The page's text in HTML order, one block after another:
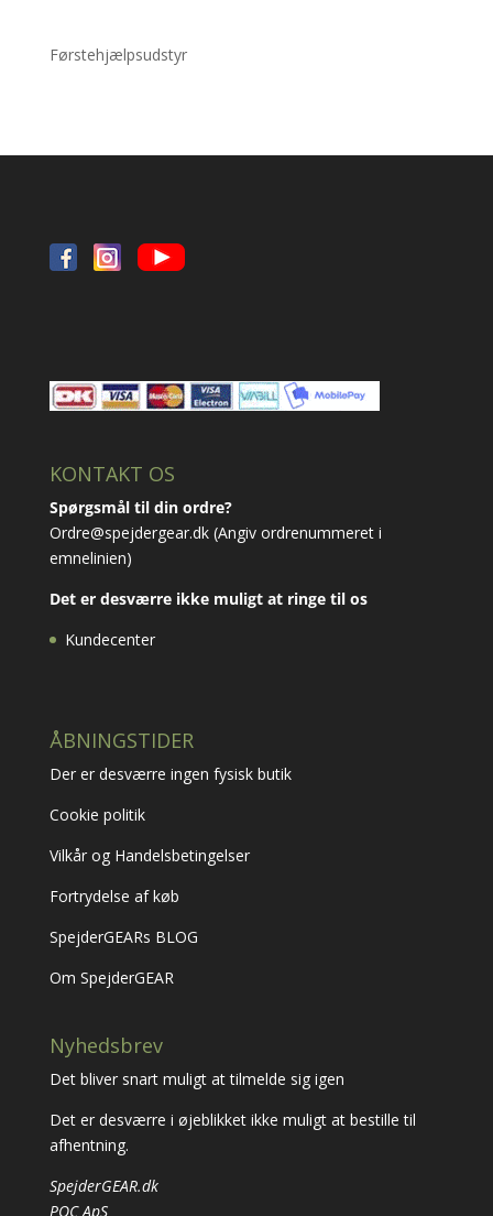
Førstehjælpsudstyr
KONTAKT OS
Spørgsmål til din ordre?
Ordre@spejdergear.dk(Angiv ordrenummeret i
emnelinien)
Det er desværre ikke muligt at ringe til os
Kundecenter
ÅBNINGSTIDER
Der er desværre ingen fysisk butik
Cookie politik
Vilkår og Handelsbetingelser
Fortrydelse af køb
SpejderGEARs BLOG
Om SpejderGEAR
Nyhedsbrev
Det bliver snart muligt at tilmelde sig igen
Det er desværre i øjeblikket ikke muligt at bestille til
afhentning.
SpejderGEAR.dk
POC ApS